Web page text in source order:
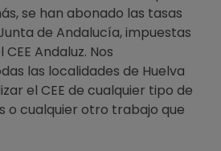
se han abonado las tasas
de Andalucía, impuestas
Andaluz. Nos
las localidades de Huelva
el CEE de cualquier tipo de
o cualquier otro trabajo que